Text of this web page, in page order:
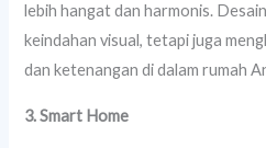
lebih hangat dan harmonis.
keindahan visual, tetapi juga
dan ketenangan di dalam rumah
3. Smart Home